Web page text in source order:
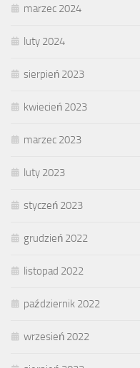
marzec 2024
luty 2024
sierpień 2023
kwiecień 2023
marzec 2023
luty 2023
styczeń 2023
grudzień 2022
listopad 2022
październik 2022
wrzesień 2022